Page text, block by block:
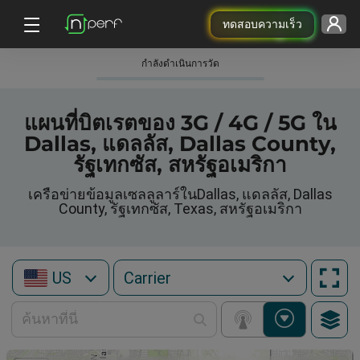
ทดสอบความเร็ว
กําลังดําเนินการวัด
แผนที่บิตเรตของ 3G / 4G / 5G ใน
Dallas, แดลลัส, Dallas County,
รัฐเทกซัส, สหรัฐอเมริกา
เครือข่ายข้อมูลเซลลูลาร์ในDallas, แดลลัส, Dallas
County, รัฐเทกซัส, Texas, สหรัฐอเมริกา
US